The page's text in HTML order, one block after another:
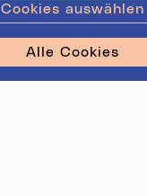
Cookies auswählen
Alle Cookies